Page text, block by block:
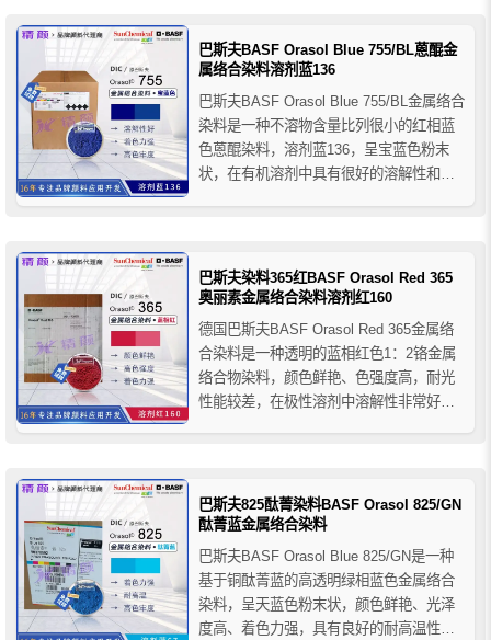
用于柔性版/凹版油墨、圆珠笔芯油墨、喷
墨墨水、溶...
巴斯夫BASF Orasol Blue 755/BL蒽醌金
属络合染料溶剂蓝136
巴斯夫BASF Orasol Blue 755/BL金属络合
染料是一种不溶物含量比列很小的红相蓝
色蒽醌染料，溶剂蓝136，呈宝蓝色粉末
状，在有机溶剂中具有很好的溶解性和稳
料，皮革涂饰等产品的着色。
巴斯夫染料365红BASF Orasol Red 365
奥丽素金属络合染料溶剂红160
德国巴斯夫BASF Orasol Red 365金属络
合染料是一种透明的蓝相红色1：2铬金属
络合物染料，颜色鲜艳、色强度高，耐光
性能较差，在极性溶剂中溶解性非常好，
巴斯夫825酞菁染料BASF Orasol 825/GN
酞菁蓝金属络合染料
巴斯夫BASF Orasol Blue 825/GN是一种
基于铜酞菁蓝的高透明绿相蓝色金属络合
染料，呈天蓝色粉末状，颜色鲜艳、光泽
度高、着色力强，具有良好的耐高温性、